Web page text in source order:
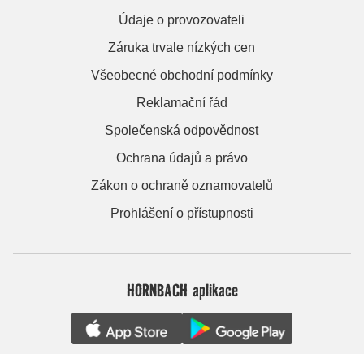
Údaje o provozovateli
Záruka trvale nízkých cen
Všeobecné obchodní podmínky
Reklamační řád
Společenská odpovědnost
Ochrana údajů a právo
Zákon o ochraně oznamovatelů
Prohlášení o přístupnosti
HORNBACH aplikace